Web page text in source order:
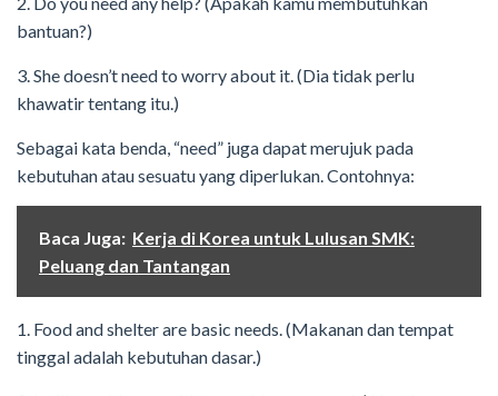
bantuan?)
3. She doesn’t need to worry about it. (Dia tidak perlu
khawatir tentang itu.)
Sebagai kata benda, “need” juga dapat merujuk pada
kebutuhan atau sesuatu yang diperlukan. Contohnya:
Baca Juga: Kerja di Korea untuk Lulusan SMK:
Peluang dan Tantangan
1. Food and shelter are basic needs. (Makanan dan tempat
tinggal adalah kebutuhan dasar.)